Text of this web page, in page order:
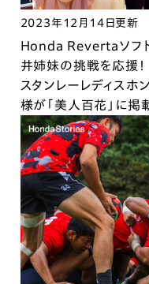
2023年12月14日更新
Honda Revertaソフ
井姉妹の挑戦を応援！
スタンレーレディスホ
様が「美人百花」に掲載